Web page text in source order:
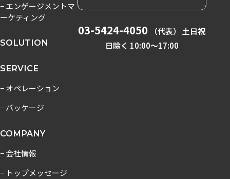
− エンゲージメントマ
ーケティング
SOLUTION
SERVICE
− オペレーション
− パッケージ
COMPANY
− 会社情報
− トップメッセージ
03-5424-4050
（代表） 土日祝
日除く 10:00〜17:00